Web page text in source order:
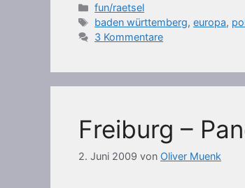
Kategorien
fun/raetsel
Schlagwörter
baden württemberg,europa,
3 Kommentare
Freiburg –
2. Juni 2009 von Oliver Muenk